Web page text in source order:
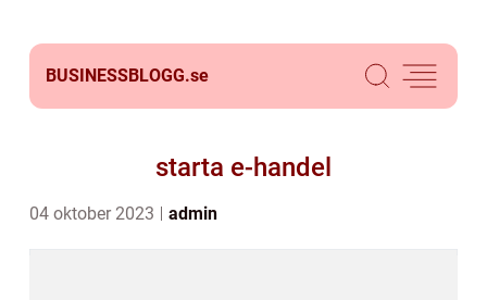
BUSINESSBLOGG.se
starta e-handel
04 oktober 2023 admin